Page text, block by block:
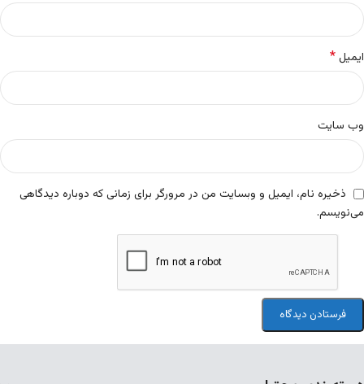
ایمیل*
وب‌ سایت
ذخیره نام، ایمیل و وبسایت من در مرورگر برای زمانی که دوباره دیدگاهی
می‌نویسم.